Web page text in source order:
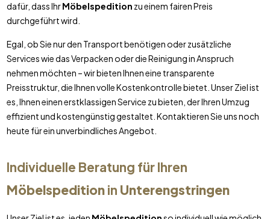
dafür, dass IhrMöbelspedition zu einem fairen Preis
durchgeführt wird.
Egal, ob Sie nur den Transport benötigen oder zusätzliche
Services wie das Verpacken oder die Reinigung in Anspruch
nehmen möchten – wir bieten Ihnen eine transparente
Preisstruktur, die Ihnen volle Kostenkontrolle bietet. Unser Ziel ist
es, Ihnen einen erstklassigen Service zu bieten, der Ihren Umzug
effizient und kostengünstig gestaltet. Kontaktieren Sie uns noch
heute für ein unverbindliches Angebot.
Individuelle Beratung für Ihren
Möbelspeditionin Unterengstringen